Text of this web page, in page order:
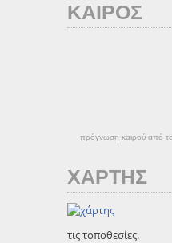
ΚΑΙΡΟΣ
πρόγνωση καιρού από
ΧΑΡΤΗΣ
τις τοποθεσίες.